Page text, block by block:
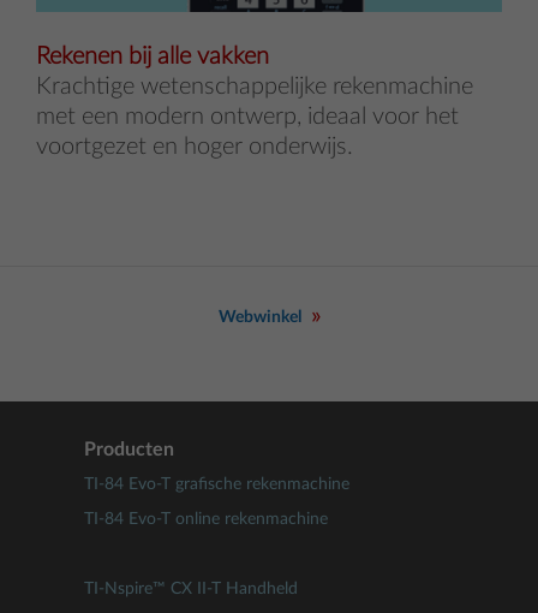
Rekenen bij alle vakken
Krachtige wetenschappelijke rekenmachine
met een modern ontwerp, ideaal voor het
voortgezet en hoger onderwijs.
Webwinkel
Producten
TI-84 Evo-T grafische rekenmachine
TI-84 Evo-T online rekenmachine
TI-Nspire™ CX II-T Handheld